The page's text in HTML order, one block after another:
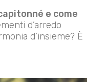
e come
d’arredo
d’insieme? È